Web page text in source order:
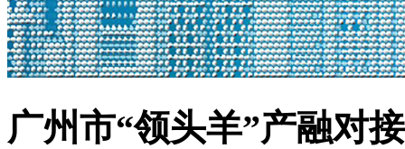
广州市“领头羊”产融对